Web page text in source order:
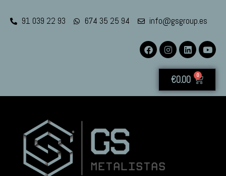
91 039 22 93 674 35 25 94 info@gsgroup.es
€0.00 0